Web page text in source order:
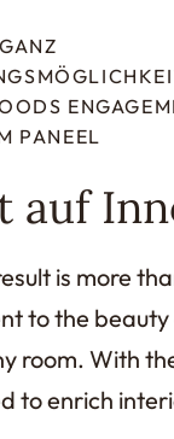
PANEEL
auf
is more
to the
room. With
to enrich